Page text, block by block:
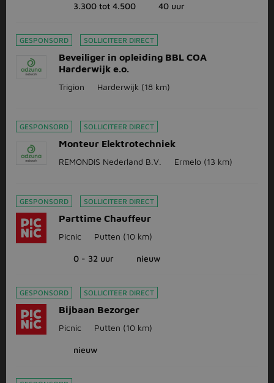
3.300 tot 4.500 40 uur
GESPONSORD SOLLICITEER DIRECT
Beveiliger in opleiding BBL COA
Harderwijk e.o.
Trigion Harderwijk (18 km)
GESPONSORD SOLLICITEER DIRECT
Monteur Elektrotechniek
REMONDIS Nederland B.V. Ermelo (13 km)
GESPONSORD SOLLICITEER DIRECT
Parttime Chauffeur
Picnic Putten (10 km)
0 - 32 uur nieuw
GESPONSORD SOLLICITEER DIRECT
Bijbaan Bezorger
Picnic Putten (10 km)
nieuw